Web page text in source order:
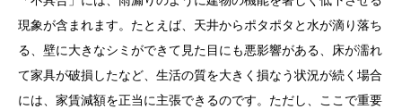
現象が含まれます。たとえば、天井からポタポタと水が滴り落ち
る、壁に大きなシミができて見た目にも悪影響がある、床が濡れ
て家具が破損したなど、生活の質を大きく損なう状況が続く場合
には、家賃減額を正当に主張できるのです。ただし、ここで重要